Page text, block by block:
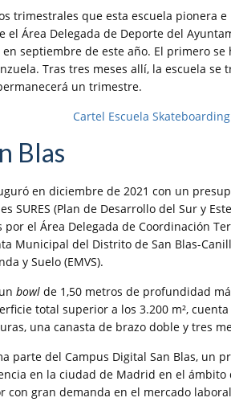
trimestrales que esta escuela pionera
el Área Delegada de Deporte del
septiembre de este año. El primero se
Tras tres meses allí, la escuela
un trimestre.
Blas
en diciembre de 2021 con un
SURES (Plan de Desarrollo del Sur y
el Área Delegada de Coordinación
Municipal del Distrito de San Blas-
y Suelo (EMVS).
bowl de 1,50 metros de profundidad
total superior a los 3.200 m²,
una canasta de brazo doble y tres
parte del Campus Digital San Blas, un
en la ciudad de Madrid en el
con gran demanda en el mercado